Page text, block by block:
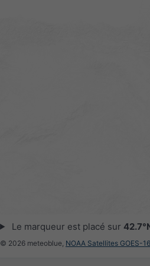
Le marqueur est placé sur
© 2026 meteoblue, NOAA Satellites GOES-16